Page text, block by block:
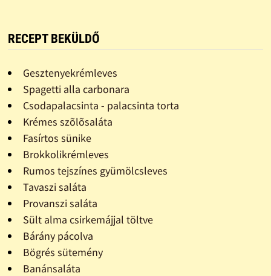
RECEPT BEKÜLDŐ
Gesztenyekrémleves
Spagetti alla carbonara
Csodapalacsinta - palacsinta torta
Krémes szõlõsaláta
Fasírtos sünike
Brokkolikrémleves
Rumos tejszínes gyümölcsleves
Tavaszi saláta
Provanszi saláta
Sült alma csirkemájjal töltve
Bárány pácolva
Bögrés sütemény
Banánsaláta